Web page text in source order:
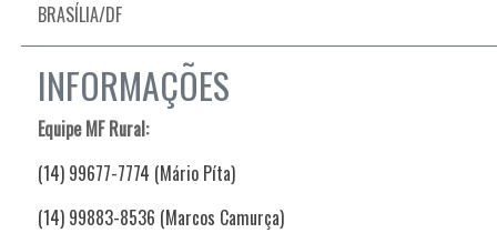
BRASÍLIA/DF
INFORMAÇÕES
Equipe MF Rural:
(14) 99677-7774 (Mário Píta)
(14) 99883-8536 (Marcos Camurça)